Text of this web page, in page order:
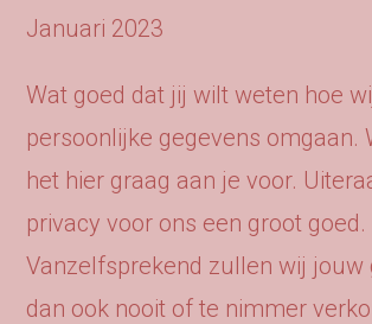
Januari 2023
Wat goed dat jij wilt weten hoe
persoonlijke gegevens omgaan.
het hier graag aan je voor.
privacy voor ons een groot goed.
Vanzelfsprekend zullen wij jouw
dan ook nooit of te nimmer